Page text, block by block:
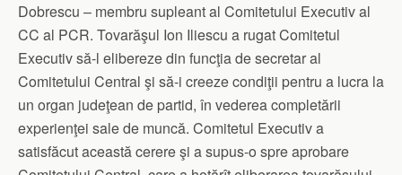
Dobrescu – membru supleant al Comitetului Executiv al
CC al PCR. Tovarăşul Ion Iliescu a rugat Comitetul
Executiv să-l elibereze din funcţia de secretar al
Comitetului Central şi să-i creeze condiţii pentru a lucra la
un organ judeţean de partid, în vederea completării
experienţei sale de muncă. Comitetul Executiv a
satisfăcut această cerere şi a supus-o spre aprobare